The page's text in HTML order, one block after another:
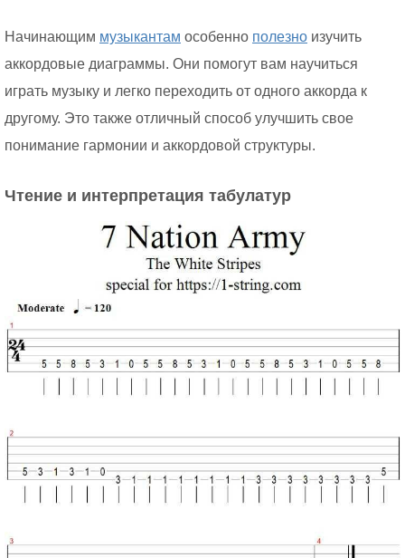
Начинающим музыкантам особенно полезно изучить
аккордовые диаграммы. Они помогут вам научиться
играть музыку и легко переходить от одного аккорда к
другому. Это также отличный способ улучшить свое
понимание гармонии и аккордовой структуры.
Чтение и интерпретация табулатур